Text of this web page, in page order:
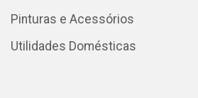
Pinturas e Acessórios
Utilidades Domésticas